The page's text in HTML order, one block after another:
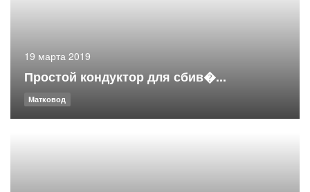
19 марта 2019
Простой кондуктор для сбив�...
Матковод